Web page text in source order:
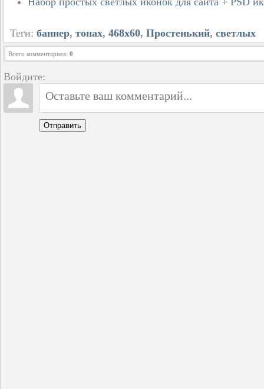
Теги: баннер, тонах, 468х60, Простенький, светлых
Всего комментариев: 0
Войдите:
Отправить